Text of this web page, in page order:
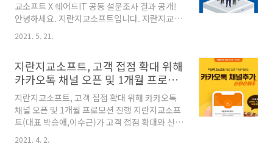
란지교데이터, 지란지교에스앤씨, 엑소스피어랩
스 등 5사는 KISIA의 ‘2021 ICT 중소기업 정보
보호 컨설팅 및 보안솔루션 도입 지원사업’의 공
사업은 신뢰성 있는 보안솔루션 공급 Poo..
교소프트 X 쉐어드IT 공동 설문조사 결과 공개!
안녕하세요. 지란지교소프트입니다. 지란지교소
프트와 쉐어드IT는 쉐어드IT 회원 712개 기업을
대상으로 2021년 IT예산과 주요 투자 분야를 알
연, 2020년과 2021년의 IT예산과 투자 분야는
어떻게 달라졌을까요? 또한, 재택근무 시행이 확
산됨에 따른 재택 보안 현황은 어떻게 변화하고
있는지 지금 바로 확인하세요! ①설문 대상 제조
업 41.2% > SI/IT솔루션 유통사 23.3%, 규모
101~300명 39% 응답 높아 먼저, 응답자의 업종
으로는 제조업이 가장 많았으며, 그 뒤를 SI/IT솔
2021. 5. 21.
지란지교소프트, 고객 접점 확대 위해
카카오톡 채널 오픈 및 1개월 프로모
션 진행
지란지교소프트, 고객 접점 확대 위해 카카오톡
채널 오픈 및 1개월 프로모션 진행 지란지교소프
트(대표 박승애,이수근)가 고객 접점 확대와 신속
한 정보 제공을 위해 ‘지란지교소프트’ 카카오톡
채널을 신규 오픈하고 1개월간 프로모션을 진행
2021. 4. 2.